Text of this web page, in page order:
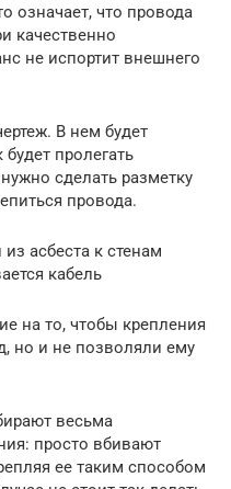
означает, что провода
качественно
не испортит внешнего
В нем будет
пролегать
сделать разметку
провода.
асбеста к стенам
кабель
на то, чтобы крепления
но и не позволяли ему
весьма
просто вбивают
ее таким способом